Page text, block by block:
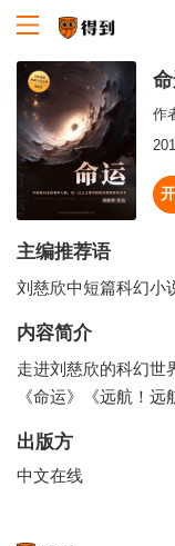
作
主编推荐语
刘慈欣中短篇科幻小
内容简介
走进刘慈欣的科幻世
《命运》《远航！远
出版方
中文在线